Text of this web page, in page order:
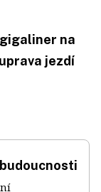
na
jezdí